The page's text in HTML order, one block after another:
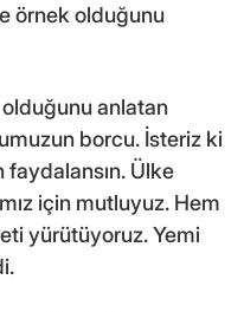
örnek olduğunu
anlatan
borcu. İsteriz ki
faydalansın. Ülke
için mutluyuz. Hem
yürütüyoruz. Yemi